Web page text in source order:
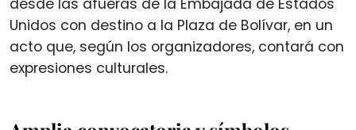
Unidos con destino a la Plaza de Bolívar, en un
acto que, según los organizadores, contará con
expresiones culturales.